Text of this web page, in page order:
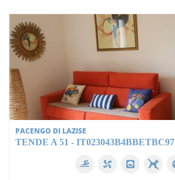
Schwimmbad
Wi-Fi
Spülmaschine
Klimaanlage
Waschmaschine
SAT-TV
Ich reise mit 1 Haustier
PACENGO DI LAZISE
TENDE A 51 - IT023043B4BBETBC97